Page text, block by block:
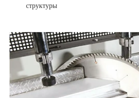
структуры